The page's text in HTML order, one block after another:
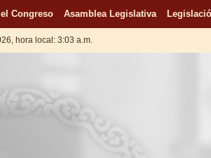
Congreso Asamblea Legislativa
hora local: 3:03 a.m.